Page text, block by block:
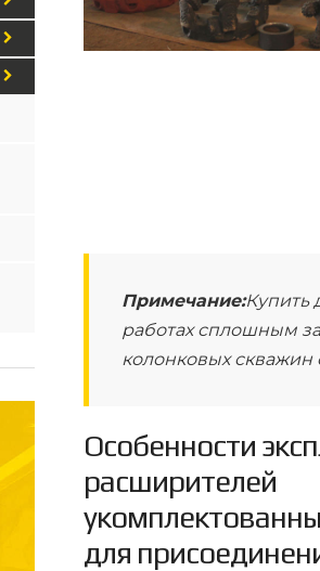
Примечание:Купить
работах сплошным
колонковых
Особенности
расширителей
для